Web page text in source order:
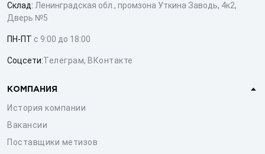
Склад: Ленинградская обл., промзона Уткина Заводь, 4к2,
Дверь №5
ПН-ПТ с 9:00 до 18:00
Соцсети:Телеграм, ВКонтакте
КОМПАНИЯ
История компании
Вакансии
Поставщики метизов